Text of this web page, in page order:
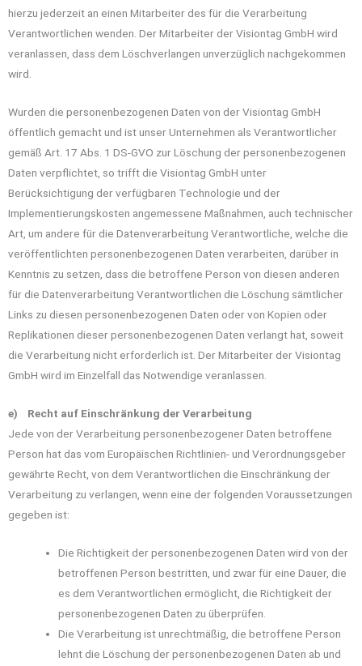
hierzu jederzeit an einen Mitarbeiter des für die Verarbeitung
Verantwortlichen wenden. Der Mitarbeiter der Visiontag GmbH wird
veranlassen, dass dem Löschverlangen unverzüglich nachgekommen
wird.
Wurden die personenbezogenen Daten von der Visiontag GmbH
öffentlich gemacht und ist unser Unternehmen als Verantwortlicher
gemäß Art. 17 Abs. 1 DS-GVO zur Löschung der personenbezogenen
Daten verpflichtet, so trifft die Visiontag GmbH unter
Berücksichtigung der verfügbaren Technologie und der
Implementierungskosten angemessene Maßnahmen, auch technischer
Art, um andere für die Datenverarbeitung Verantwortliche, welche die
veröffentlichten personenbezogenen Daten verarbeiten, darüber in
Kenntnis zu setzen, dass die betroffene Person von diesen anderen
für die Datenverarbeitung Verantwortlichen die Löschung sämtlicher
Links zu diesen personenbezogenen Daten oder von Kopien oder
Replikationen dieser personenbezogenen Daten verlangt hat, soweit
die Verarbeitung nicht erforderlich ist. Der Mitarbeiter der Visiontag
GmbH wird im Einzelfall das Notwendige veranlassen.
e) Recht auf Einschränkung der Verarbeitung
Jede von der Verarbeitung personenbezogener Daten betroffene
Person hat das vom Europäischen Richtlinien- und Verordnungsgeber
gewährte Recht, von dem Verantwortlichen die Einschränkung der
Verarbeitung zu verlangen, wenn eine der folgenden Voraussetzungen
gegeben ist:
Die Richtigkeit der personenbezogenen Daten wird von der
betroffenen Person bestritten, und zwar für eine Dauer, die
es dem Verantwortlichen ermöglicht, die Richtigkeit der
personenbezogenen Daten zu überprüfen.
Die Verarbeitung ist unrechtmäßig, die betroffene Person
lehnt die Löschung der personenbezogenen Daten ab und